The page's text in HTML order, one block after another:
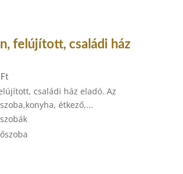
felújított, családi ház
családi ház eladó. Az
étkező,...